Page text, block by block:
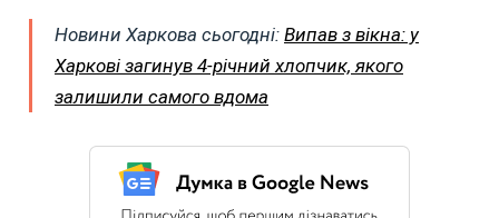
Новини Харкова сьогодні: Випав з вікна: у
Харкові загинув 4-річний хлопчик, якого
залишили самого вдома